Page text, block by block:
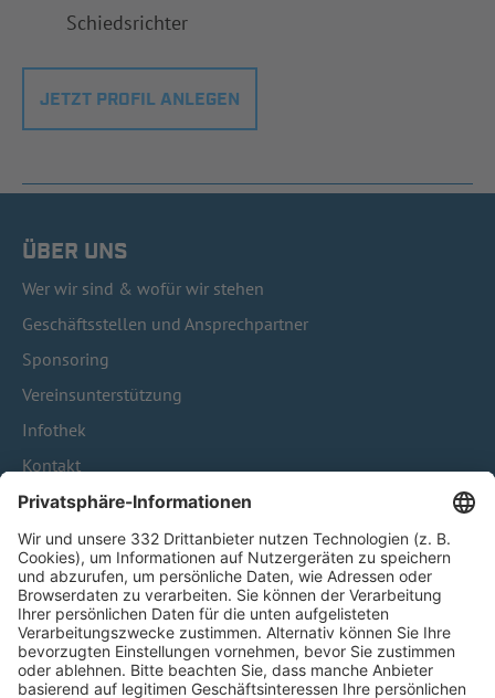
Schiedsrichter
JETZT PROFIL ANLEGEN
ÜBER UNS
Wer wir sind & wofür wir stehen
Geschäftsstellen und Ansprechpartner
Sponsoring
Vereinsunterstützung
Infothek
Kontakt
HÄUFIG BESUCHTE SEITEN
Pässe und Vereinswechsel
Trainerausbildung
Schulungsangebot Vereinsmitarbeiter
BFV-Geschäftsstellen